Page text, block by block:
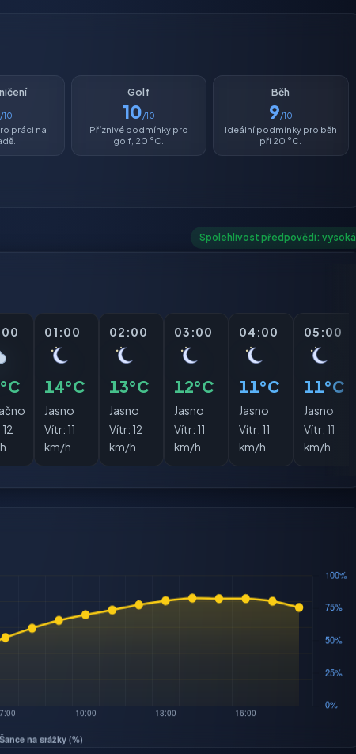
/10
práci na
Golf
10/10
Příznivé podmínky pro
golf, 20 °C.
Běh
9/10
Ideální podmínky pro běh
při 20 °C.
Spolehlivost předpovědi: vysoká
12
01:00
14°C
Jasno
Vítr: 11
km/h
02:00
13°C
Jasno
Vítr: 12
km/h
03:00
12°C
Jasno
Vítr: 11
km/h
04:00
11°C
Jasno
Vítr: 11
km/h
05:00
11°C
Jasno
Vítr: 11
km/h